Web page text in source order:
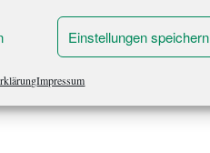
Einstellungen speichern
Impressum